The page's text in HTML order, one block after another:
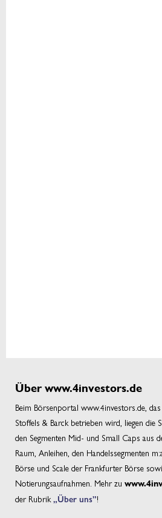
Über www.4investors.de
Beim Börsenportal www.4investors.de,
Stoffels & Barck betrieben wird, liegen die
den Segmenten Mid- und Small Caps aus
Raum, Anleihen, den Handelssegmenten
Börse und Scale der Frankfurter Börse
Notierungsaufnahmen. Mehr zu
der Rubrik „Über uns”!